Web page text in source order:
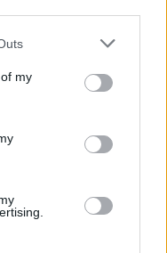
my
својата
ВО СРЕДА ЌЕ
а потоа...
Вулнет Винца
Марковски
Русија градат